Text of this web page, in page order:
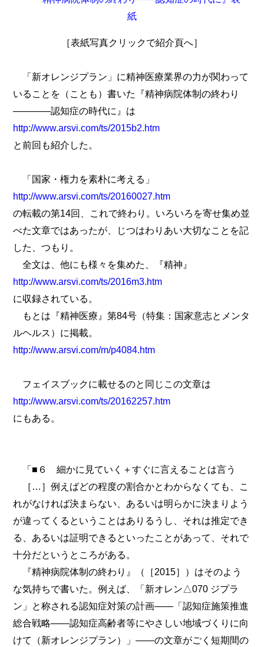
［表紙写真クリックで紹介頁へ］
「新オレンジプラン」に精神医療業界の力が関わって
いることを（ことも）書いた『精神病院体制の終わり
――――認知症の時代に』は
http://www.arsvi.com/ts/2015b2.htm
と前回も紹介した。
「国家・権力を素朴に考える」
http://www.arsvi.com/ts/20160027.htm
の転載の第14回、これで終わり。いろいろを寄せ集め並
べた文章ではあったが、じつはわりあい大切なことを記
した、つもり。
全文は、他にも様々を集めた、『精神』
http://www.arsvi.com/ts/2016m3.htm
に収録されている。
もとは『精神医療』第84号（特集：国家意志とメンタ
ルヘルス）に掲載。
http://www.arsvi.com/m/p4084.htm
フェイスブックに載せるのと同じこの文章は
http://www.arsvi.com/ts/20162257.htm
にもある。
「■６ 細かに見ていく＋すぐに言えることは言う
［…］例えばどの程度の割合かとわからなくても、こ
れがなければ決まらない、あるいは明らかに決まりよう
が違ってくるということはありるうし、それは推定でき
る、あるいは証明できるといったことがあって、それで
十分だというところがある。
『精神病院体制の終わり』（［2015］）はそのよう
な気持ちで書いた。例えば、「新オレン△070 ジプラ
ン」と称される認知症対策の計画――「認知症施策推進
総合戦略――認知症高齢者等にやさしい地域づくりに向
けて（新オレンジプラン）」――の文章がごく短期間の